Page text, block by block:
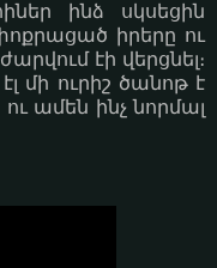
ինձ սկսեցին
իրերը ու
էի վերցնել։
մի ուրիշ ծանոթ է
ամեն ինչ նորմալ